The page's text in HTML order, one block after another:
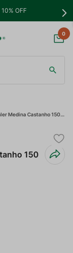
OFF
0
Manta Decorativa Döhler Medina Castanho 150 x 210 cm
150